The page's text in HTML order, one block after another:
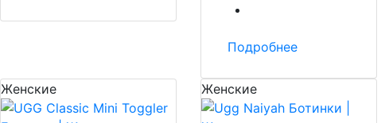
Подробнее
Женские Женские